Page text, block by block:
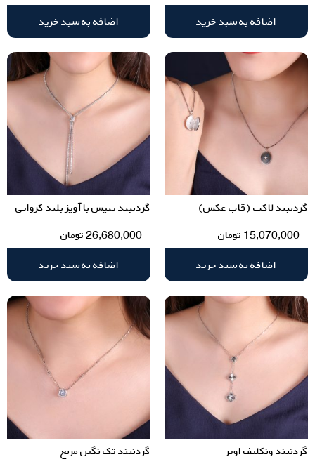
اضافه به سبد خرید
اضافه به سبد خرید
گردنبند لاکت (قاب عکس)
15,070,000 تومان
اضافه به سبد خرید
گردنبند تنیس با آویز بلند کرواتی
26,680,000تومان
اضافه به سبد خرید
گردنبند ونکلیف اویز
گردنبند تک نگین مربع